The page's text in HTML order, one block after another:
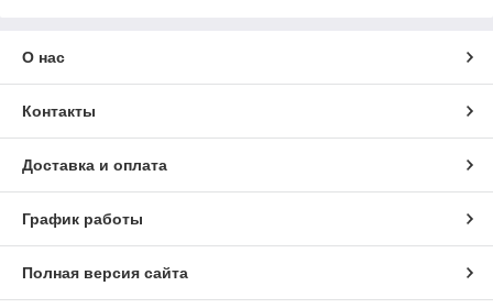
О нас
Контакты
Доставка и оплата
График работы
Полная версия сайта